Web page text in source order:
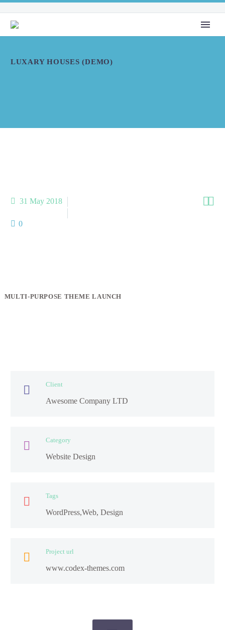
LUXARY HOUSES (DEMO)

31 May 2018
0
MULTI-PURPOSE THEME LAUNCH
 Client
Awesome Company LTD
 Category
Website Design
 Tags
WordPress,Web, Design
 Project url
www.codex-themes.com